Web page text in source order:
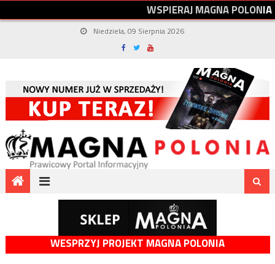
WSPIERAJMAGNAPOLONIA
Niedziela, 09 Sierpnia 2026
WESPRZYJ PROJEKT MAGNA POLONIA